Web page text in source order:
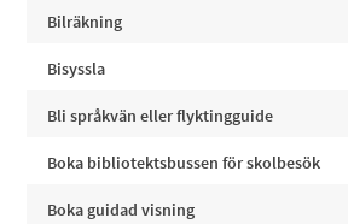
Bilräkning
Bisyssla
Bli språkvän eller flyktingguide
Boka bibliotektsbussen för skolbesök
Boka guidad visning